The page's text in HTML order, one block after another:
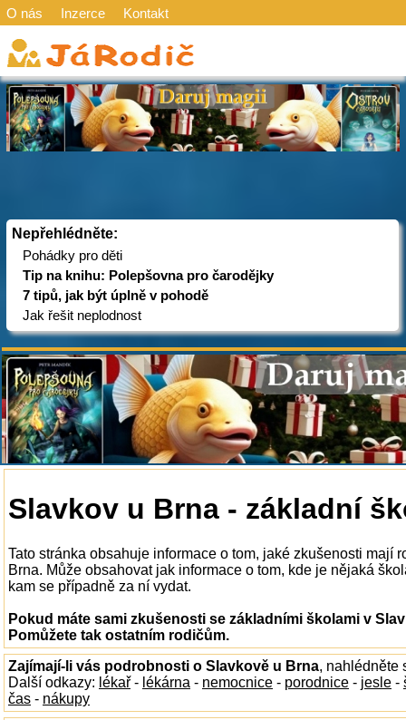
O nás Inzerce Kontakt
Nepřehlédněte:
Pohádky pro děti
Tip na knihu: Polepšovna pro čarodějky
7 tipů, jak být úplně v pohodě
Jak řešit neplodnost
Slavkov u Brna - základní
Tato stránka obsahuje informace o tom, jaké zkušenosti mají
Brna. Může obsahovat jak informace o tom, kde je nějaká
kam se případně za ní vydat.
Pokud máte sami zkušenosti se základními školami v
Pomůžete tak ostatním rodičům.
Zajímají-li vás podrobnosti o Slavkově u Brna, nahlédněte
Další odkazy: lékař - lékárna - nemocnice - porodnice - jesle -
čas - nákupy